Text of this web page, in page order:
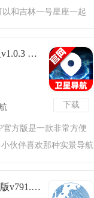
和吉林一号星座一起
感卫星互动，有需要的
下载
免费5G卫星导航APP官方版v1.0.3 最新版
官方版是一款非常方便
伙伴喜欢那种实景导航
北斗卫星地图高清免费最新版v791.7 手机版